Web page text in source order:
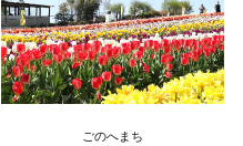
な魅力ある「田園観光・産業・環
境都市」を目指しまちづくりを進
めております。
近年、紅葉の名所「中野もみじ
山」や重要伝統的建造物群保存地
区の「中町こみせ通り」、国の指
ごのへまち